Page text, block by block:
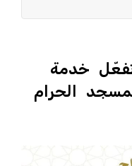
تفعّل خدمة
الحرام